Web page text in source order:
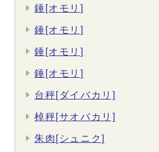
錘[オモリ]
錘[オモリ]
錘[オモリ]
錘[オモリ]
台秤[ダイバカリ]
棹秤[サオバカリ]
朱肉[シュニク]